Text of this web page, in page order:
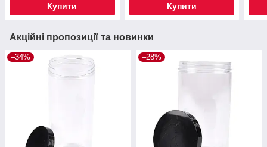
Купити Купити
Акційні пропозиції та новинки
–34% –28%